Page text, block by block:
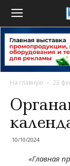
На главную 23
10/10/2024
«Главная